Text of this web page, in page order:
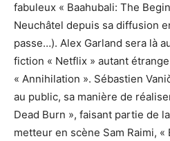
fabuleux « Baahubali: The
Neuchâtel depuis sa diffusion
passe…). Alex Garland sera là
fiction « Netflix » autant étrange
« Annihilation ». Sébastien
au public, sa manière de
Dead Burn », faisant partie de
metteur en scène Sam Raimi, «